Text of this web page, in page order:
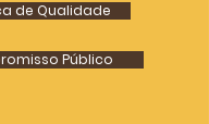
de Qualidade
Público